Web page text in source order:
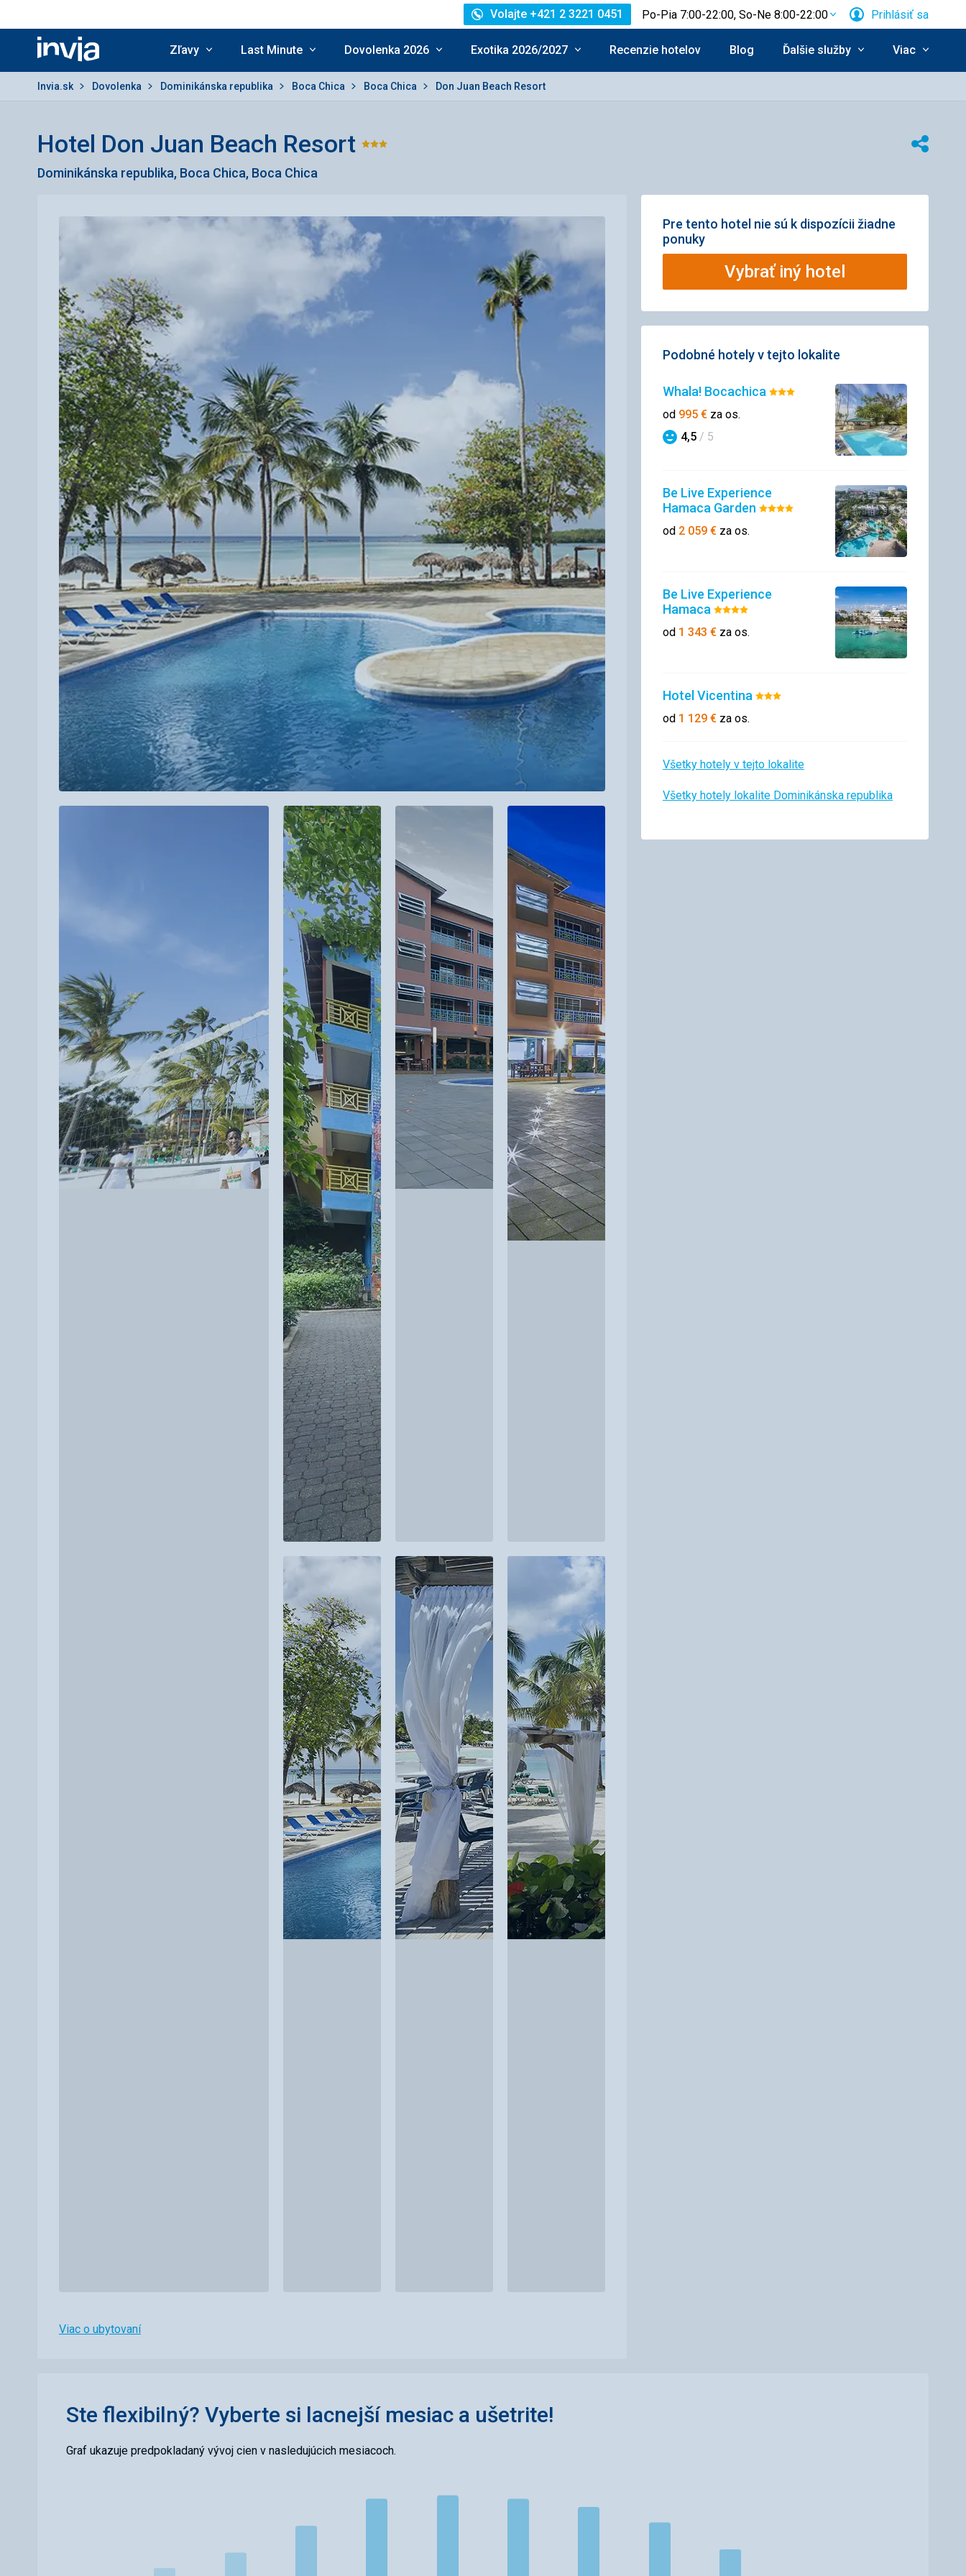
Invia.sk
Volajte +421 2 3221 0451 Po-Pia 7:00-22:00, So-Ne 8:00-22:00 Prihlásiť sa
Zľavy Last Minute Dovolenka 2026 Exotika 2026/2027 Recenzie hotelov Blog Ďalšie služby Viac
Invia.sk Dovolenka Dominikánska republika Boca Chica Boca Chica Don Juan Beach Resort
Hotel Don Juan Beach Resort Hodnotenie:
Dominikánska republika, Boca Chica, Boca Chica
Zdieľať
Viac o ubytovaní
Pre tento hotel nie sú k dispozícii žiadne
ponuky
Vybrať iný hotel
Podobné hotely v tejto lokalite
Whala! Bocachica Hodnotenie:
od 995 € za os.
Hodnotenie
4,5 / 5
Be Live Experience
Hamaca Garden Hodnotenie:
od 2 059 € za os.
Be Live Experience
Hamaca Hodnotenie:
4/5
od 1 343 € za os.
Hotel Vicentina Hodnotenie:
od 1 129 € za os.
Všetky hotely v tejto lokalite
Všetky hotely lokalite Dominikánska republika
Ste flexibilný? Vyberte si lacnejší mesiac a ušetrite!
Graf ukazuje predpokladaný vývoj cien v nasledujúcich mesiacoch.